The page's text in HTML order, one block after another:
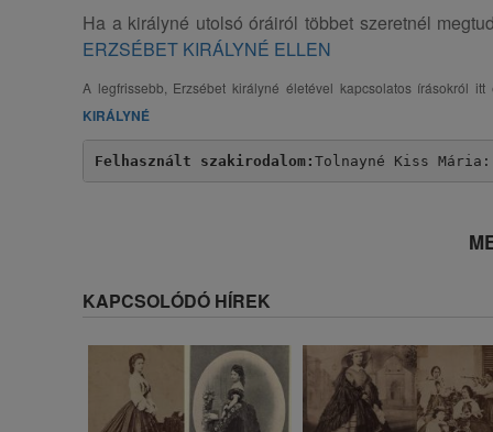
Ha a királyné utolsó óráiról többet szeretnél
ERZSÉBET KIRÁLYNÉ ELLEN
A legfrissebb, Erzsébet királyné életével kapcsolatos írásokról
KIRÁLYNÉ
Felhasznált szakirodalom: Tolnayné Kiss
KAPCSOLÓDÓ HÍREK